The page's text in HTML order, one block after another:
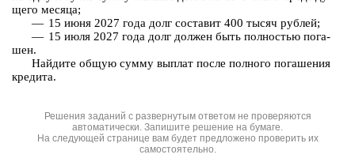
ще­го ме­ся­ца;
— 15 июня 2027 года долг со­ста­вит 400 тысяч руб­лей;
— 15 июля 2027 года долг дол­жен быть пол­но­стью по­га­
шен.
Най­ди­те общую сумму вы­плат после пол­но­го по­га­ше­ния
кре­ди­та.
Решения заданий с развернутым ответом не проверяются
автоматически. Запишите решение на бумаге.
На следующей странице вам будет предложено проверить их
самостоятельно.